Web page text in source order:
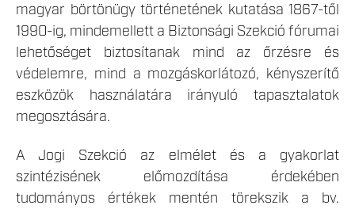
magyar börtönügy történetének kutatása 1867-től
1990-ig, mindemellett a Biztonsági Szekció fórumai
lehetőséget biztosítanak mind az őrzésre és
védelemre, mind a mozgáskorlátozó, kényszerítő
eszközök használatára irányuló tapasztalatok
megosztására.
A Jogi Szekció az elmélet és a gyakorlat
szintézisének előmozdítása érdekében
tudományos értékek mentén törekszik a bv.